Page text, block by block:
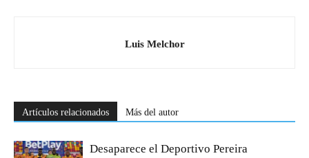
Luis Melchor
Artículos relacionados Más del autor
Desaparece el Deportivo Pereira